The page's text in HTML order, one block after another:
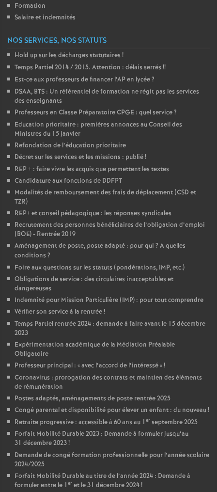
Formation
Salaire et indemnités
NOS SERVICES, NOS STATUTS
Hold up sur les décharges statutaires !
Temps Partiel 2014 / 2015. Attention : délais serrés !!
Est-ce aux professeurs de financer l’AP en lycée?
DSAA, BTS : Un référentiel de formation ne régit pas les services
des enseignants
Professeurs en Classe Préparatoire CPGE : quel service?
Education prioritaire : premières annonces au Conseil des
Ministres du 15 janvier
Refondation de l’éducation prioritaire
Décret sur les services et les missions : publié!
REP + : faire vivre les acquis que permettent les textes
Candidature aux fonctions de DDFPT
Modalités de remboursement des frais de déplacement (CSD et
TZR)
REP+ et conseil pédagogique : les réponses syndicales
Recrutement des personnes bénéficiaires de l’obligation d’emploi
(BOE) - Rentrée 2019
Aménagement de poste, poste adapté : pour qui ? A quelles
conditions ?
Foire aux questions sur les statuts (pondérations, IMP, etc.)
Obligations de service : des circulaires inacceptables et
dangereuses
Indemnité pour Mission Particulière (IMP) : pour tout comprendre
Vérifier son service à la rentrée!
Temps Partiel rentrée 2024 : demande à faire avant le 15 décembre
2023
Expérimentation académique de la Médiation Préalable
Obligatoire
Professeur principal : «avec l’accord de l’intéressé»!
Coronavirus : prorogation des contrats et maintien des éléments
de rémunération
Postes adaptés, aménagements de poste rentrée 2025
Congé parental et disponibilité pour élever un enfant : du nouveau!
Retraite progressive : accessible à 60 ans au 1 er septembre 2025
Forfait Mobilité Durable 2023 : Demande à formuler jusqu’au
31 décembre 2023!
Demande de congé formation professionnelle pour l’année scolaire
2024/2025
Forfait Mobilité Durable au titre de l’année 2024 : Demande à
formuler entre le 1 er et le 31 décembre 2024!